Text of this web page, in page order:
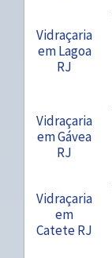
Vidraçaria
em Lagoa
RJ
Vidraçaria
em Gávea
RJ
Vidraçaria
em
Catete RJ